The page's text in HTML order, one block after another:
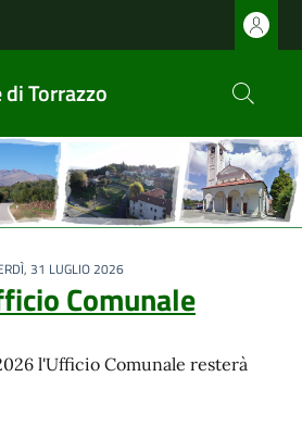
Torrazzo
31 LUGLIO 2026
Comunale
l'Ufficio Comunale resterà